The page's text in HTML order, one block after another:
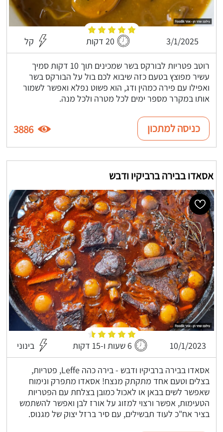
3/1/2025 20 דקות קל
רוטב פטריות לבורקס בשר שמכינים תוך 10 דקות סמיך
עשיר מפוצץ בטעם כזה שיבוא לכם בול על הבורקס בשר
ואפילו עם פירה כמהין ודג, הוא פשוט נפלא ואפשר לשמור
אותו במקרר מספר ימים לכל מטרה ולכל מנה.
כניסה למתכון 3886
אסאדו בבירה ברביקיו ודבש
10/1/2023 6 שעות ו-15 דקות בינוני
אסאדו בבירה ברביקיו ודבש - בירה כהה Leffe, פטריות,
בצלים וטעם אחד מתקתק מנצח! אסאדו מתפרק ונימוח
שאפשר לשים בבאן או לאכול כמובן בצלחת עם הפטריות
הטעימות, אפשר ורצוי למזוג על אורז לבן ואפשר להשתמש
בציר אח"כ לעוד תבשילים, עם סיר ברזל יצוק של מגנוס.